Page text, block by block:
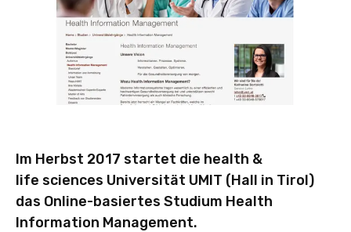
Im Herbst 2017 startet die health &
life sciences Universität UMIT (Hall in Tirol)
das Online-basiertes Studium Health
Information Management.